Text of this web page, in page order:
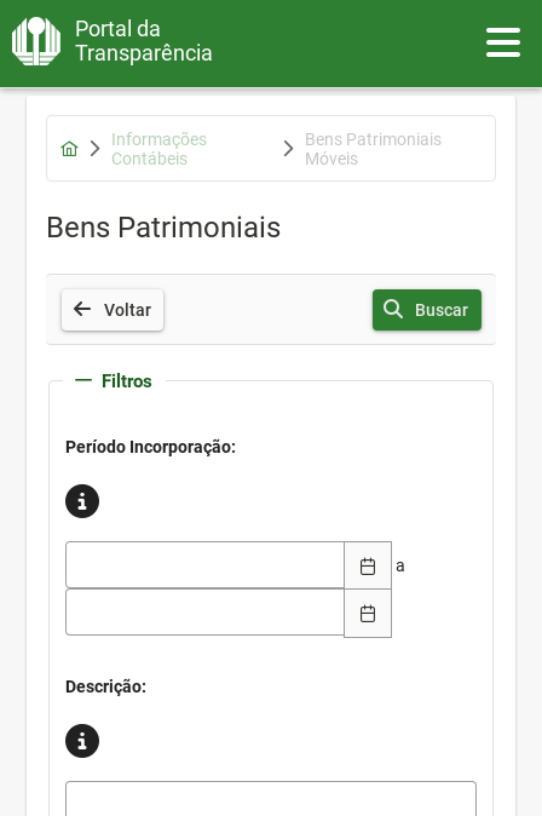
Portal da
Transparência
Informações
Contábeis
Bens Patrimoniais
Móveis
Bens Patrimoniais
Voltar Buscar
Filtros
Período Incorporação:
a
Descrição: